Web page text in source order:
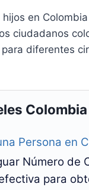
en
ciudadanos
diferentes
Colombia
Persona en
Número de
para